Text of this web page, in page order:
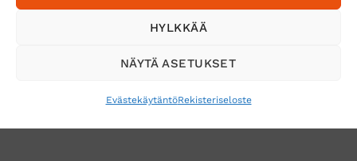
HYLKKÄÄ
NÄYTÄ ASETUKSET
EvästekäytäntöRekisteriseloste
Tilaa uutiskirje ja saat erikoisalennuksia